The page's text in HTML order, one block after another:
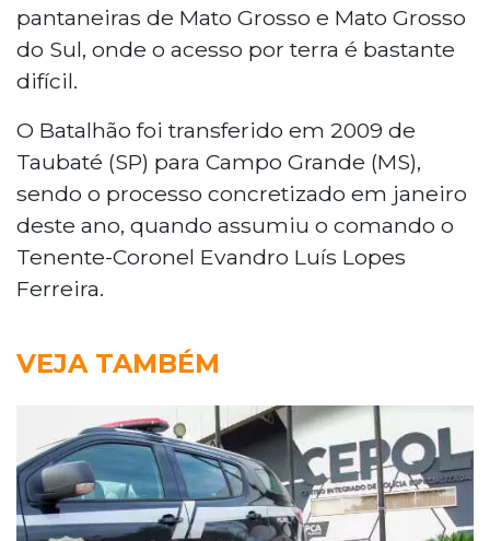
pantaneiras de Mato Grosso e Mato Grosso
do Sul, onde o acesso por terra é bastante
difícil.
O Batalhão foi transferido em 2009 de
Taubaté (SP) para Campo Grande (MS),
sendo o processo concretizado em janeiro
deste ano, quando assumiu o comando o
Tenente-Coronel Evandro Luís Lopes
Ferreira.
VEJA TAMBÉM